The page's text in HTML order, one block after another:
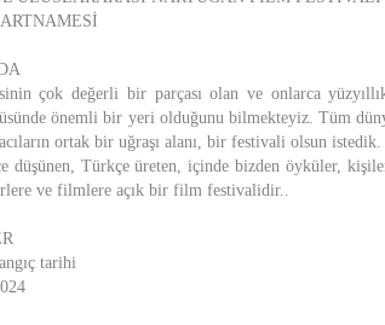
çok değerli bir parçası olan ve onlarca
önemli bir yeri olduğunu bilmekteyiz. Tüm
ortak bir uğraşı alanı, bir festivali olsun
düşünen, Türkçe üreten, içinde bizden öyküler,
ve filmlere açık bir film festivalidir..
tarihi